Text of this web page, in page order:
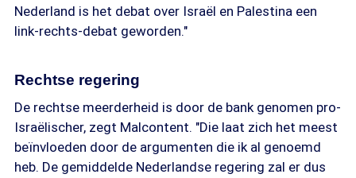
Nederland is het debat over Israël en Palestina een
link-rechts-debat geworden."
Rechtse regering
De rechtse meerderheid is door de bank genomen pro-
Israëlischer, zegt Malcontent. "Die laat zich het meest
beïnvloeden door de argumenten die ik al genoemd
heb. De gemiddelde Nederlandse regering zal er dus